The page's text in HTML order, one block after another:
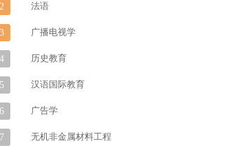
2 法语
3 广播电视学
4 历史教育
5 汉语国际教育
6 广告学
7 无机非金属材料工程